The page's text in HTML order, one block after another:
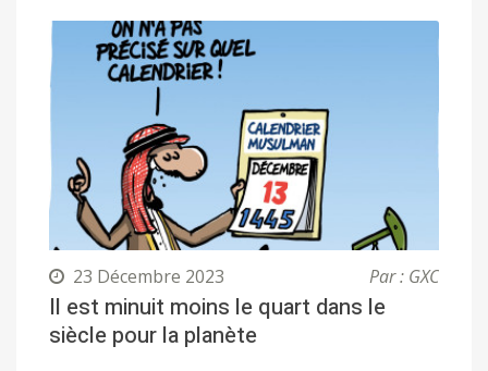
23 Décembre 2023 Par : GXC
Il est minuit moins le quart dans le
siècle pour la planète